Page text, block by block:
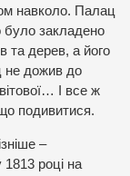
навколо. Палац
було закладено
та дерев, а його
не дожив до
І все ж
подивитися.
–
році на